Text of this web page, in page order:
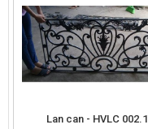
Lan can - HVLC 002.1